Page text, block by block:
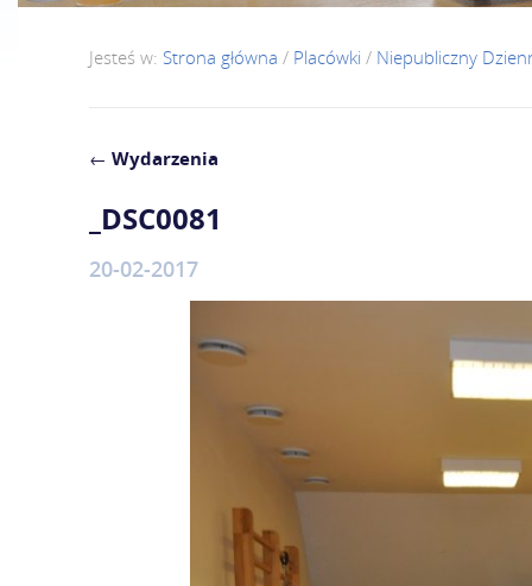
Jesteś w: Strona główna / Placówki / Niepubliczny
← Wydarzenia
_DSC0081
20-02-2017